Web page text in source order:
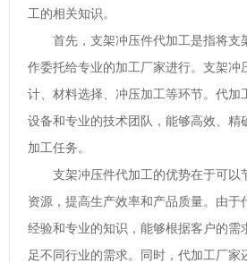
工的相关知识。
首先，支架冲压件代加工是指将支
作委托给专业的加工厂家进行。支架冲
计、材料选择、冲压加工等环节。代加
设备和专业的技术团队，能够高效、精
加工任务。
支架冲压件代加工的优势在于可以
资源，提高生产效率和产品质量。由于
经验和专业的知识，能够根据客户的需
足不同行业的需求。同时，代加工厂家